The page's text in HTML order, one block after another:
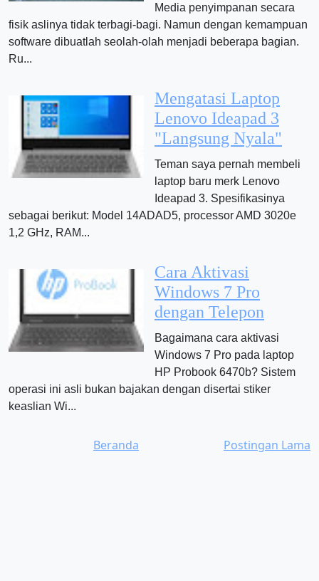
Media penyimpanan secara
fisik aslinya tidak terbagi-bagi. Namun dengan kemampuan
software dibuatlah seolah-olah menjadi beberapa bagian.
Ru...
Mengatasi Laptop
Lenovo Ideapad 3
"Langsung Nyala"
Teman saya pernah membeli
laptop baru merk Lenovo
Ideapad 3. Spesifikasinya
sebagai berikut: Model 14ADAD5, processor AMD 3020e
1,2 GHz, RAM...
Cara Aktivasi
Windows 7 Pro
dengan Telepon
Bagaimana cara aktivasi
Windows 7 Pro pada laptop
HP Probook 6470b? Sistem
operasi ini asli bukan bajakan dengan disertai stiker
keaslian Wi...
Postingan Lama
Beranda